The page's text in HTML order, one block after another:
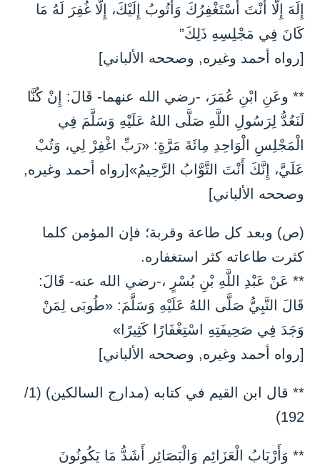
إِلَهَ إِلَّا أَنْتَ أَسْتَغْفِرُكَ وَأَتُوبُ إِلَيْكَ، إِلَّا غُفِرَ لَهُ مَا
كَانَ فِي مَجْلِسِهِ ذَلِكَ”
[رواه أحمد وغيره, وصححه الألباني]
** وعَنِ ابْنِ عُمَرَ، -رضي الله عنهما- قَالَ: إِنْ كُنَّا
لَنَعُدُّ لِرَسُولِ اللَّهِ صَلَّى اللهُ عَلَيْهِ وَسَلَّمَ فِي
الْمَجْلِسِ الْوَاحِدِ مِائَةَ مَرَّةٍ: «رَبِّ اغْفِرْ لِي، وَتُبْ
عَلَيَّ، إِنَّكَ أَنْتَ التَّوَّابُ الرَّحِيمُ»[رواه أحمد وغيره,
وصححه الألباني]
(ص) وبعد كل طاعة وقربة؛ فإن المؤمن كلما
كثرت طاعاته كثر استغفاره.
** عَنْ عَبْدِ اللَّهِ بْنِ بُسْرٍ ،-رضي الله عنه- قَالَ:
قَالَ النَّبِيُّ صَلَّى اللهُ عَلَيْهِ وَسَلَّمَ: «طُوبَى لِمَنْ
وَجَدَ فِي صَحِيفَتِهِ اسْتِغْفَارًا كَثِيرًا»
[رواه أحمد وغيره, وصححه الألباني]
** قال ابن القيم في كتابه (مدارج السالكين) (1/
192)
** وَأَرْبَابُ الْعَزَائِمِ وَالْبَصَائِرِ أَشَدُّ مَا يَكُونُونَ